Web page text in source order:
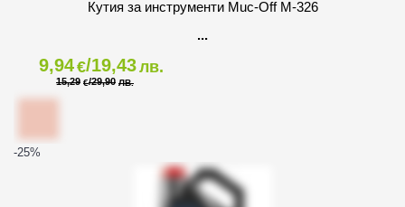
Кутия за инструменти Muc-Off M-326
9,94€/19,43лв.
15,29 €/29,90 ЛВ.
-25%